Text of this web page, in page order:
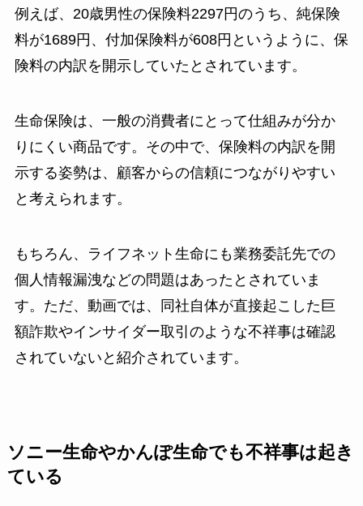
例えば、20歳男性の保険料2297円のうち、純保険
料が1689円、付加保険料が608円というように、保
険料の内訳を開示していたとされています。
生命保険は、一般の消費者にとって仕組みが分か
りにくい商品です。その中で、保険料の内訳を開
示する姿勢は、顧客からの信頼につながりやすい
と考えられます。
もちろん、ライフネット生命にも業務委託先での
個人情報漏洩などの問題はあったとされていま
す。ただ、動画では、同社自体が直接起こした巨
額詐欺やインサイダー取引のような不祥事は確認
されていないと紹介されています。
ソニー生命やかんぽ生命でも不祥事は起き
ている